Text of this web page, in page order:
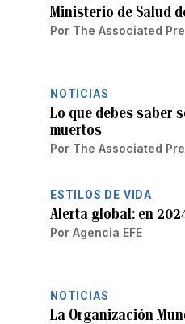
Ministerio de Salud
Por The Associated
NOTICIAS
Lo que debes saber
muertos
Por The Associated
ESTILOS DE VIDA
Alerta global: en
Por Agencia EFE
NOTICIAS
La Organización